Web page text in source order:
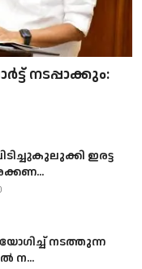
നടപ്പാക്കും:
ഇരട്ട
നടത്തുന്ന
ന...